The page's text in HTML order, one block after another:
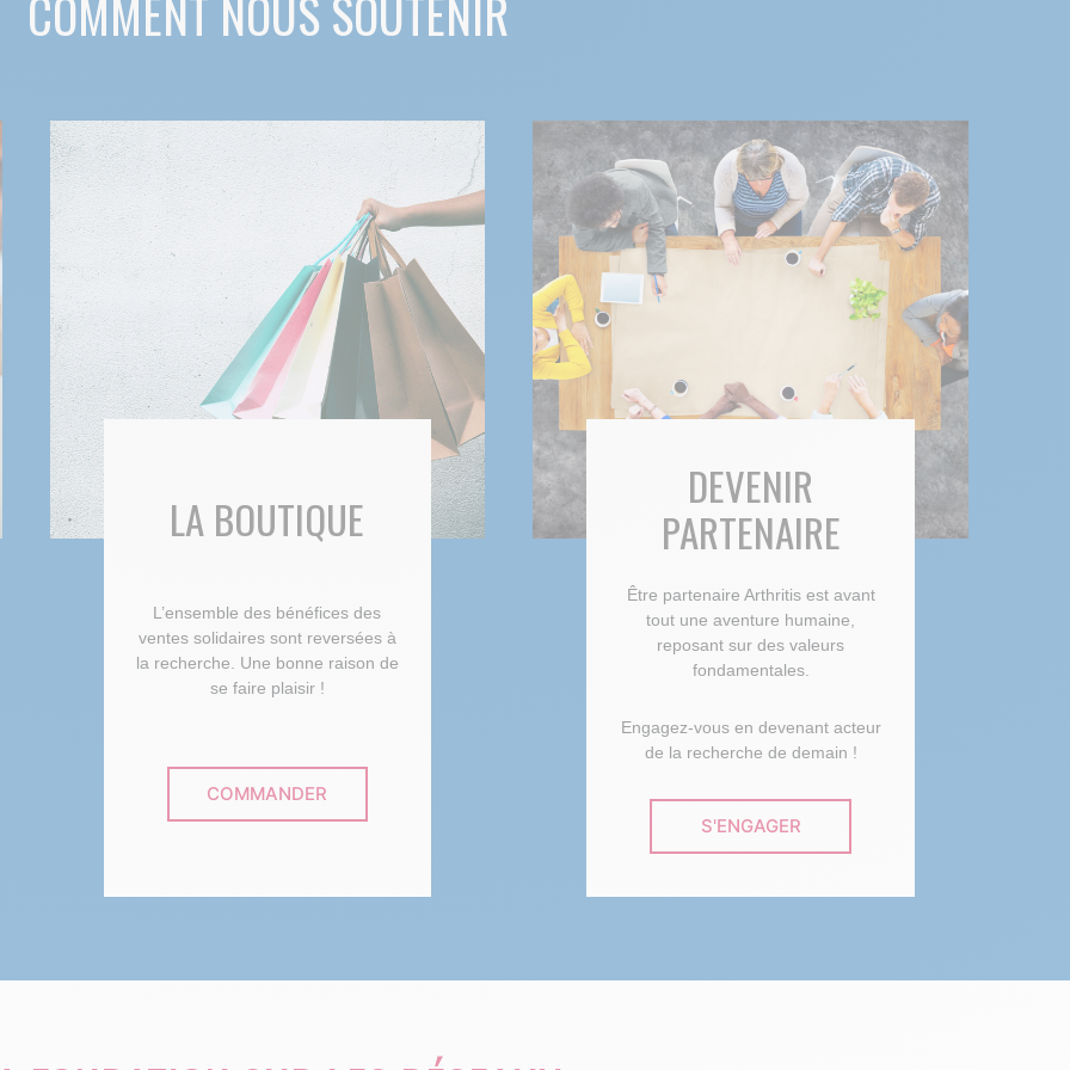
COMMENT NOUS SOUTENIR
LA BOUTIQUE
L’ensemble des bénéfices des
ventes solidaires sont reversées à
la recherche. Une bonne raison de
se faire plaisir !
COMMANDER
DEVENIR
PARTENAIRE
Être partenaire Arthritis est avant
tout une aventure humaine,
reposant sur des valeurs
fondamentales.
Engagez-vous en devenant acteur
de la recherche de demain !
S'ENGAGER